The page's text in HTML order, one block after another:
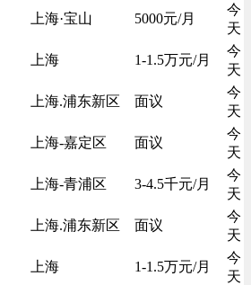
上海·宝山 5000元/月
今
天
上海 1-1.5万元/月
今
天
上海.浦东新区 面议
今
天
上海-嘉定区 面议
今
天
上海-青浦区 3-4.5千元/月
今
天
上海.浦东新区 面议
今
天
上海 1-1.5万元/月
今
天